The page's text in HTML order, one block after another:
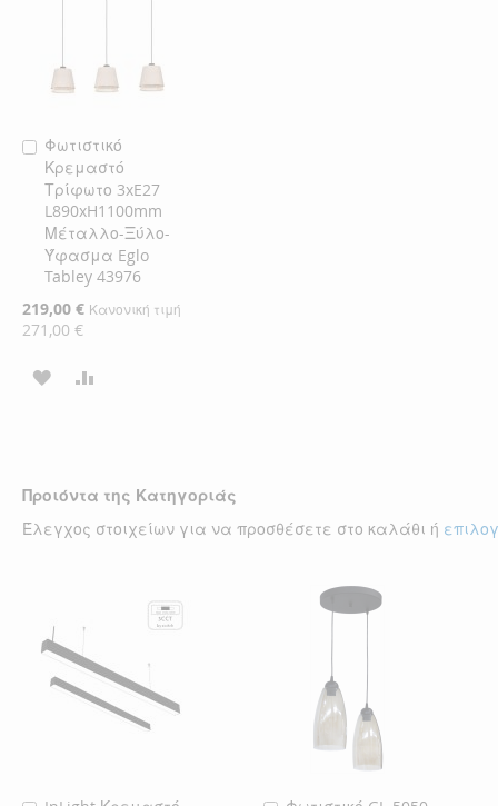
Φωτιστικό
Κρεμαστό
Τρίφωτο 3xE27
L890xH1100mm
Μέταλλο-Ξύλο-
Ύφασμα Eglo
Tabley 43976
Ειδική
Τιμή
219,00 € Κανονική τιμή
271,00 €
Προσθήκη
στο
Καλάθι
ΠΡΟΣΘΉΚΗ
ΕΠΙΘΥΜΙΏΝ
Προιόντα της Κατηγοριάς
Έλεγχος στοιχείων για να προσθέσετε στο καλάθι ή